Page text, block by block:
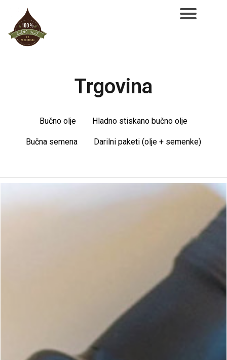
Trgovina
Bučno olje Hladno stiskano bučno olje
Bučna semena Darilni paketi (olje + semenke)